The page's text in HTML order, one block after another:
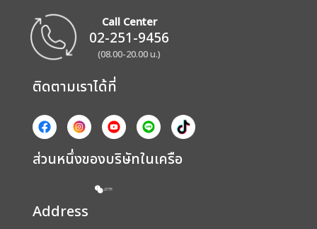
Call Center
02-251-9456
(08.00-20.00 น.)
ติดตามเราได้ที่
ส่วนหนึ่งของบริษัทในเครือ
Address